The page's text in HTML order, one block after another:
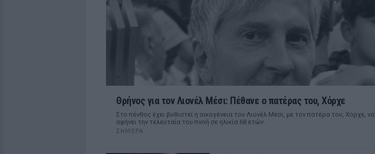
Θρήνος για τον Λιονέλ Μέσι: Πέθανε ο πατέρας του, Χόρχε
Στο πένθος έχει βυθιστεί η οικογένεια του Λιονέλ Μέσι, με τον πατέρα του, Χόρχε, να
αφήνει την τελευταία του πνοή σε ηλικία 68 ετών.
ΣΉΜΕΡΑ